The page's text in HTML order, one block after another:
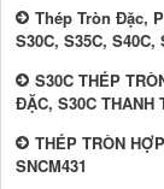
Thép Tròn Đặc,
S30C, S35C, S40C,
S30C THÉP
ĐẶC, S30C THANH
THÉP TRÒN
SNCM431